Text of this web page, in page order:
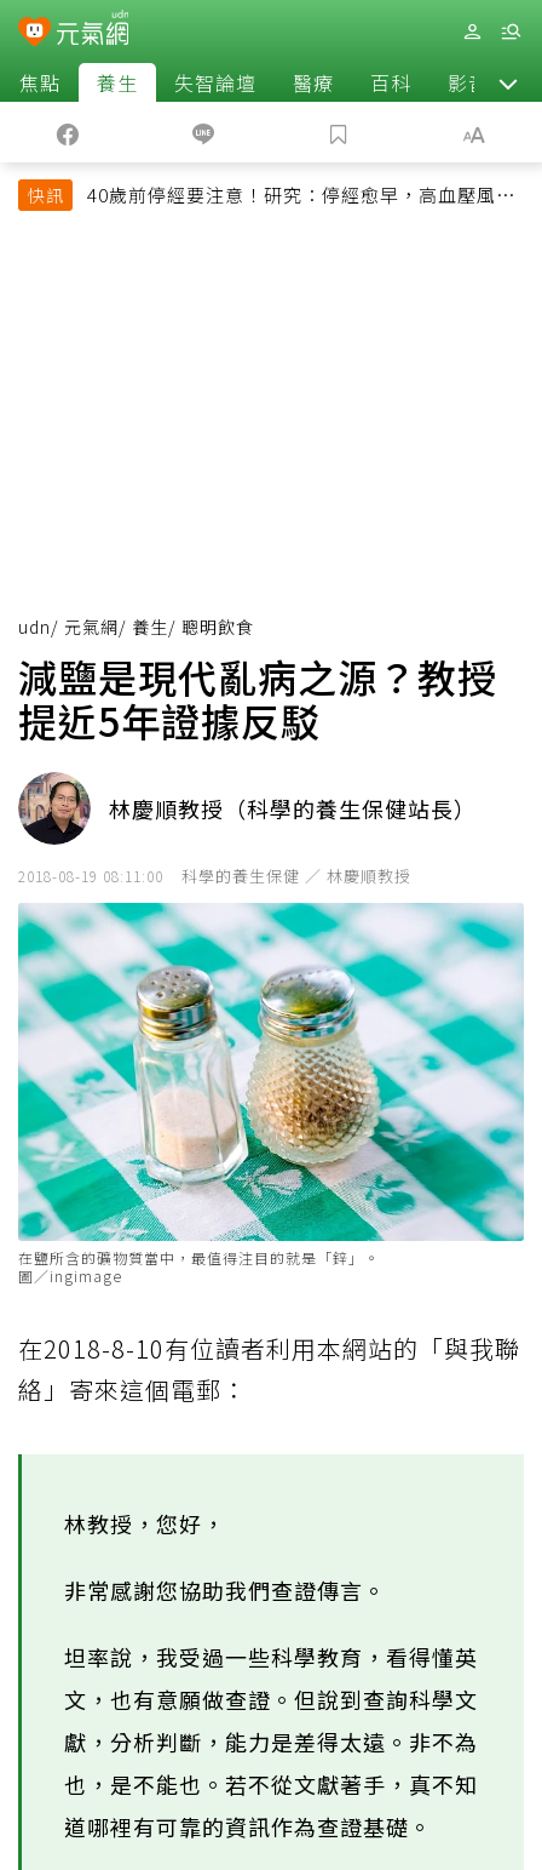
焦點 養生 失智論壇 醫療 百科 影音
快訊
40歲前停經要注意！研究：停經愈早，高血壓風險
udn/ 元氣網/ 養生/ 聰明飲食
減鹽是現代亂病之源？教授
提近5年證據反駁
林慶順教授（科學的養生保健站長）
2018-08-19 08:11:00 科學的養生保健 ／ 林慶順教授
在鹽所含的礦物質當中，最值得注目的就是「鋅」。
圖／ingimage
在2018-8-10有位讀者利用本網站的「與我聯
絡」寄來這個電郵：
林教授，您好，
非常感謝您協助我們查證傳言。
坦率說，我受過一些科學教育，看得懂英
文，也有意願做查證。但說到查詢科學文
獻，分析判斷，能力是差得太遠。非不為
也，是不能也。若不從文獻著手，真不知
道哪裡有可靠的資訊作為查證基礎。